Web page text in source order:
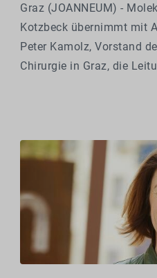
Graz (JOANNEUM) -
Kotzbeck übernimmt mit
Peter Kamolz, Vorstand
Chirurgie in Graz, die
Präzisionsmedizin. Damit